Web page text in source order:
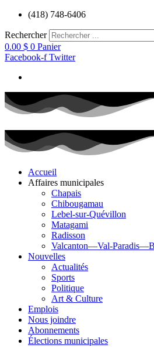
Aller
contenu
(418) 748-6406
Rechercher
0.00 $ 0 Panier
Facebook-f Twitter
Accueil
Affaires municipales
Chapais
Chibougamau
Lebel-sur-Quévillon
Matagami
Radisson
Valcanton—Val-
Nouvelles
Actualités
Sports
Politique
Art & Culture
Emplois
Nous joindre
Abonnements
Élections municipales